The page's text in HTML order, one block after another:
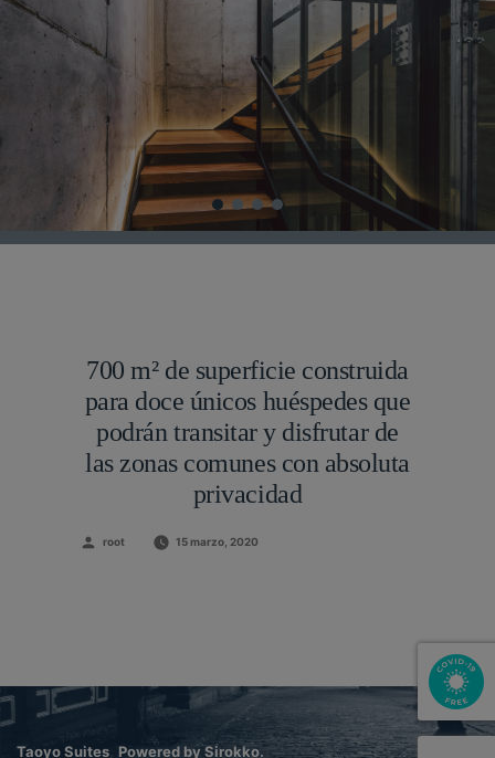
700 m² de superficie construida
para doce únicos huéspedes que
podrán transitar y disfrutar de
las zonas comunes con absoluta
privacidad
Publicado
root 15 marzo, 2020
Taoyo Suites Powered by Sirokko.